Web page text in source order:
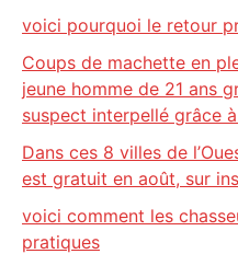
voici pourquoi le retour
Coups de machette en
jeune homme de 21 ans
suspect interpellé grâce
Dans ces 8 villes de
est gratuit en août, sur
voici comment les
pratiques